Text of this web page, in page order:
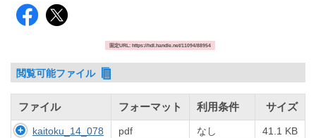
固定URL: https://hdl.handle.net/11094/88954
閲覧可能ファイル
ファイル フォーマット 利用条件 サイズ
kaitoku_14_078 pdf なし 41.1 KB